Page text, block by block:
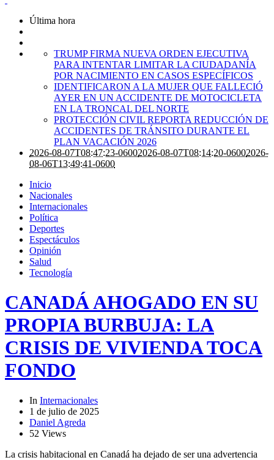
Última hora
TRUMP FIRMA NUEVA ORDEN EJECUTIVA
PARA INTENTAR LIMITAR LA CIUDADANÍA
POR NACIMIENTO EN CASOS ESPECÍFICOS
IDENTIFICARON A LA MUJER QUE FALLECIÓ
AYER EN UN ACCIDENTE DE MOTOCICLETA
EN LA TRONCAL DEL NORTE
PROTECCIÓN CIVIL REPORTA REDUCCIÓN DE
ACCIDENTES DE TRÁNSITO DURANTE EL
PLAN VACACIÓN 2026
2026-08-07T08:47:23-06002026-08-07T08:14:20-06002026-
08-06T13:49:41-0600
Inicio
Nacionales
Internacionales
Política
Deportes
Espectáculos
Opinión
Salud
Tecnología
CANADÁ AHOGADO EN SU
PROPIA BURBUJA: LA
CRISIS DE VIVIENDA TOCA
FONDO
In Internacionales
1 de julio de 2025
Daniel Agreda
52 Views
La crisis habitacional en Canadá ha dejado de ser una advertencia